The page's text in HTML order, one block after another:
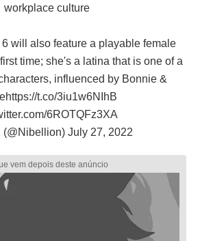
workplace culture
will also feature a playable female
time; she's a latina that is one of a
influenced by Bonnie &
https://t.co/3iu1w6NIhB
6ROTQFz3XA
July 27, 2022